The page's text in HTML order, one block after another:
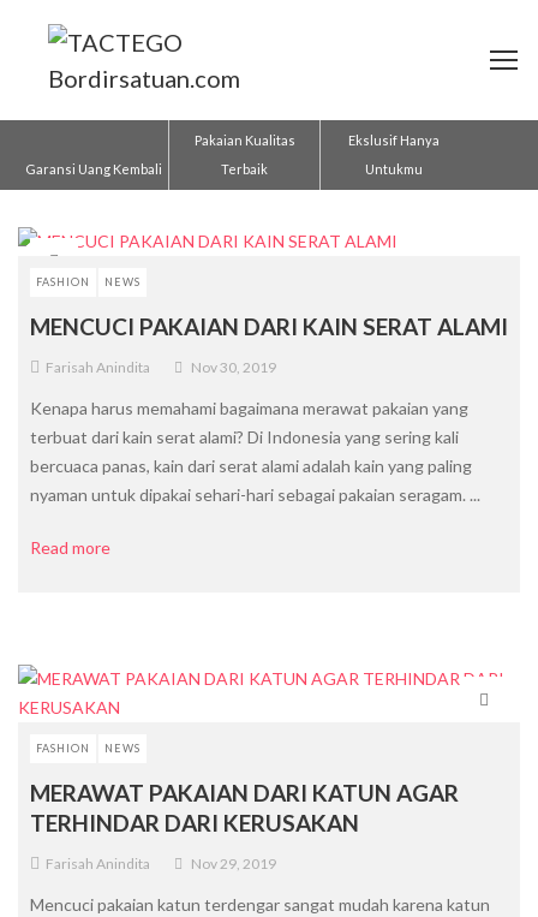
Garansi Uang Kembali
Pakaian Kualitas
Terbaik
Ekslusif Hanya
Untukmu
FASHION NEWS
MENCUCI PAKAIAN DARI KAIN SERAT ALAMI
Farisah Anindita Nov 30, 2019
Kenapa harus memahami bagaimana merawat pakaian yang
terbuat dari kain serat alami? Di Indonesia yang sering kali
bercuaca panas, kain dari serat alami adalah kain yang paling
nyaman untuk dipakai sehari-hari sebagai pakaian seragam. ...
Read more
FASHION NEWS
MERAWAT PAKAIAN DARI KATUN AGAR
TERHINDAR DARI KERUSAKAN
Farisah Anindita Nov 29, 2019
Mencuci pakaian katun terdengar sangat mudah karena katun